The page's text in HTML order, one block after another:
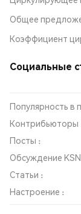
Общее
Коэффициент
Социальные
Популярность в
Контрибьюторы
Посты :
Обсуждение
Статьи :
Настроение :